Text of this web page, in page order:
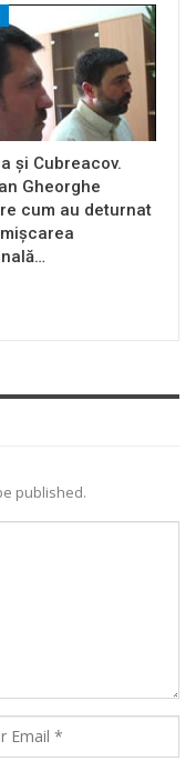
și Cubreacov.
Gheorghe
cum au deturnat
published.